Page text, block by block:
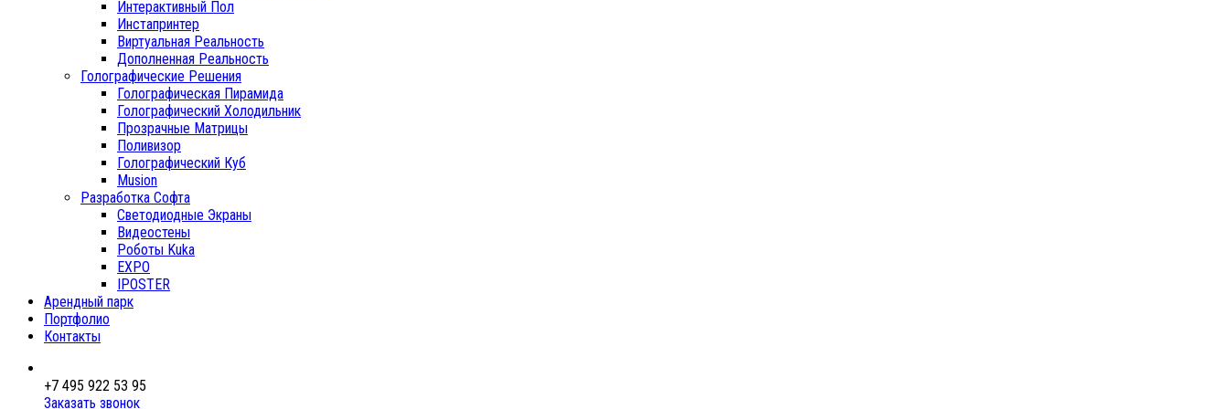
Интерактивный Пол
Инстапринтер
Виртуальная Реальность
Дополненная Реальность
Голографические Решения
Голографическая Пирамида
Голографический Холодильник
Прозрачные Матрицы
Поливизор
Голографический Куб
Musion
Разработка Софта
Светодиодные Экраны
Видеостены
Роботы Kuka
EXPO
IPOSTER
Арендный парк
Портфолио
Контакты
+7 495 922 53 95
Заказать звонок